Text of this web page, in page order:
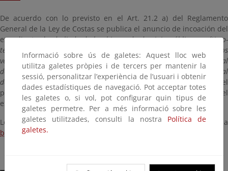
De acuerdo con lo previsto en el Art. 21.2 a) del Reglamento
General de la Ley de Costas se publica el anuncio de incoación del
expediente dedeslinde de los bienes de dominio público marítimo-
terrestre del tramo de costa de unos veintitrés (23) metros, entre los
vértices 1187 y 1188 del deslinde aprobado por la Orden Ministerial
de 21 de abril de 1995, en Ses Penyes Rotges, en el término municipal
de Calviá, isla de Mallorca (Islas Baleares)con el fin de que en el
plazo de 1 mes, cualquier interesado pueda comparecer en el
expediente y formular las decisiones que considere oportunas.
Los comentarios y alegaciones pueden dirigirse por e-mail a
buzon-sgdpmt@magrama.es
Informació sobre ús de galetes: Aquest lloc web
utilitza galetes pròpies i de tercers per mantenir la
sessió, personalitzar l’experiència de l’usuari i obtenir
dades estadístiques de navegació. Pot acceptar totes
les galetes o, si vol, pot configurar quin tipus de
galetes permetre. Per a més informació sobre les
galetes utilitzades, consulti la nostra Política de
galetes.